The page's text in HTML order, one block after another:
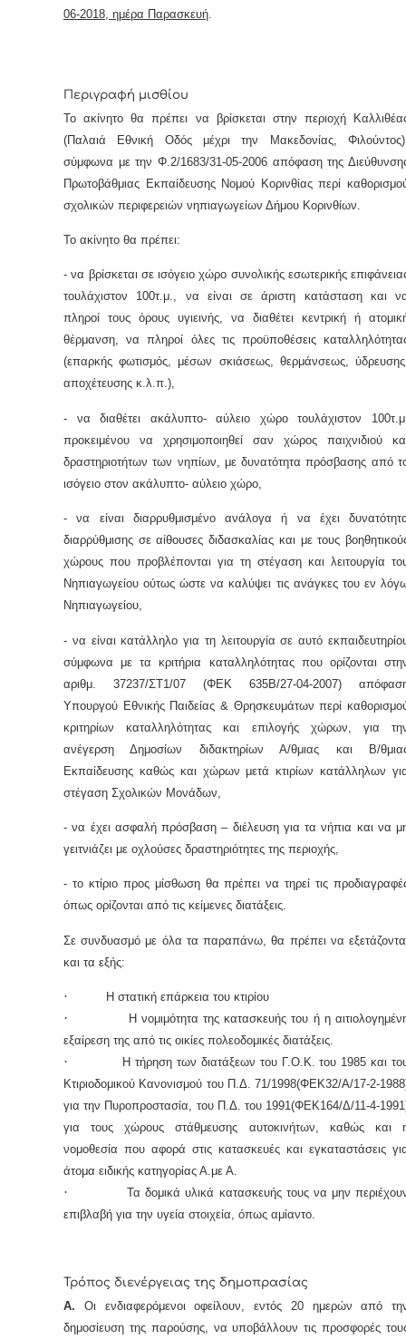
06-2018, ημέρα Παρασκευή
Περιγραφή μισθίου
Το ακίνητο θα πρέπει να βρίσκεται στην περιοχή
(Παλαιά Εθνική Οδός μέχρι την Μακεδονίας,
σύμφωνα με την Φ.2/1683/31-05-2006 απόφαση της
Πρωτοβάθμιας Εκπαίδευσης Νομού Κορινθίας περί
σχολικών περιφερειών νηπιαγωγείων Δήμου Κορινθίων.
Το ακίνητο θα πρέπει:
- να βρίσκεται σε ισόγειο χώρο συνολικής εσωτερικής
τουλάχιστον 100τ.μ., να είναι σε άριστη κατάσταση και
πληροί τους όρους υγιεινής, να διαθέτει κεντρική ή
θέρμανση, να πληροί όλες τις προϋποθέσεις
(επαρκής φωτισμός, μέσων σκιάσεως, θερμάνσεως,
αποχέτευσης κ.λ.π.),
- να διαθέτει ακάλυπτο- αύλειο χώρο τουλάχιστον
προκειμένου να χρησιμοποιηθεί σαν χώρος παιχνιδιού
δραστηριοτήτων των νηπίων, με δυνατότητα πρόσβασης από
ισόγειο στον ακάλυπτο- αύλειο χώρο,
- να είναι διαρρυθμισμένο ανάλογα ή να έχει
διαρρύθμισης σε αίθουσες διδασκαλίας και με τους
χώρους που προβλέπονται για τη στέγαση και λειτουργία
Νηπιαγωγείου ούτως ώστε να καλύψει τις ανάγκες του εν
Νηπιαγωγείου,
- να είναι κατάλληλο για τη λειτουργία σε αυτό
σύμφωνα με τα κριτήρια καταλληλότητας που ορίζονται
αριθμ. 37237/ΣΤ1/07 (ΦΕΚ 635Β/27-04-2007)
Υπουργού Εθνικής Παιδείας & Θρησκευμάτων περί
κριτηρίων καταλληλότητας και επιλογής χώρων, για
ανέγερση Δημοσίων διδακτηρίων Α/θμιας και Β/
Εκπαίδευσης καθώς και χώρων μετά κτιρίων κατάλληλων
στέγαση Σχολικών Μονάδων,
- να έχει ασφαλή πρόσβαση – διέλευση για τα νήπια και να
γειτνιάζει με οχλούσες δραστηριότητες της περιοχής,
- το κτίριο προς μίσθωση θα πρέπει να τηρεί τις
όπως ορίζονται από τις κείμενες διατάξεις.
Σε συνδυασμό με όλα τα παραπάνω, θα πρέπει να
και τα εξής:
· Η στατική επάρκεια του κτιρίου
·
Η νομιμότητα της κατασκευής του ή η
εξαίρεση της από τις οικίες πολεοδομικές διατάξεις.
·
Η τήρηση των διατάξεων του Γ.Ο.Κ. του 1985 και
Κτιριοδομικού Κανονισμού του Π.Δ. 71/1998(ΦΕΚ32/Α/17-2-
για την Πυροπροστασία, του Π.Δ. του 1991(ΦΕΚ164/Δ/11-4-
για τους χώρους στάθμευσης αυτοκινήτων, καθώς και
νομοθεσία που αφορά στις κατασκευές και εγκαταστάσεις
άτομα ειδικής κατηγορίας Α.με Α.
·
Τα δομικά υλικά κατασκευής τους να μην
επιβλαβή για την υγεία στοιχεία, όπως αμίαντο.
Τρόπος διενέργειας της δημοπρασίας
Α. Οι ενδιαφερόμενοι οφείλουν, εντός 20 ημερών από
δημοσίευση της παρούσης, να υποβάλλουν τις προσφορές